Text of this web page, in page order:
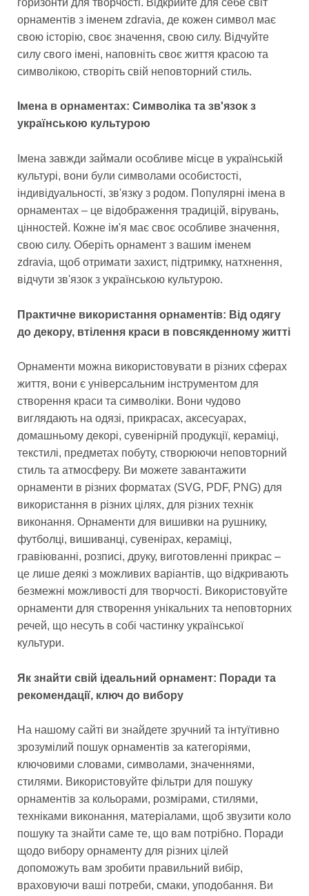
орнаментів з іменем zdravia, де кожен символ має
свою історію, своє значення, свою силу. Відчуйте
силу свого імені, наповніть своє життя красою та
символікою, створіть свій неповторний стиль.
Імена в орнаментах: Символіка та зв'язок з
українською культурою
Імена завжди займали особливе місце в українській
культурі, вони були символами особистості,
індивідуальності, зв'язку з родом. Популярні імена в
орнаментах – це відображення традицій, вірувань,
цінностей. Кожне ім'я має своє особливе значення,
свою силу. Оберіть орнамент з вашим іменем
zdravia, щоб отримати захист, підтримку, натхнення,
відчути зв'язок з українською культурою.
Практичне використання орнаментів: Від одягу
до декору, втілення краси в повсякденному житті
Орнаменти можна використовувати в різних сферах
життя, вони є універсальним інструментом для
створення краси та символіки. Вони чудово
виглядають на одязі, прикрасах, аксесуарах,
домашньому декорі, сувенірній продукції, кераміці,
текстилі, предметах побуту, створюючи неповторний
стиль та атмосферу. Ви можете завантажити
орнаменти в різних форматах (SVG, PDF, PNG) для
використання в різних цілях, для різних технік
виконання. Орнаменти для вишивки на рушнику,
футболці, вишиванці, сувенірах, кераміці,
гравіюванні, розписі, друку, виготовленні прикрас –
це лише деякі з можливих варіантів, що відкривають
безмежні можливості для творчості. Використовуйте
орнаменти для створення унікальних та неповторних
речей, що несуть в собі частинку української
культури.
Як знайти свій ідеальний орнамент: Поради та
рекомендації, ключ до вибору
На нашому сайті ви знайдете зручний та інтуїтивно
зрозумілий пошук орнаментів за категоріями,
ключовими словами, символами, значеннями,
стилями. Використовуйте фільтри для пошуку
орнаментів за кольорами, розмірами, стилями,
техніками виконання, матеріалами, щоб звузити коло
пошуку та знайти саме те, що вам потрібно. Поради
щодо вибору орнаменту для різних цілей
допоможуть вам зробити правильний вибір,
враховуючи ваші потреби, смаки, уподобання. Ви